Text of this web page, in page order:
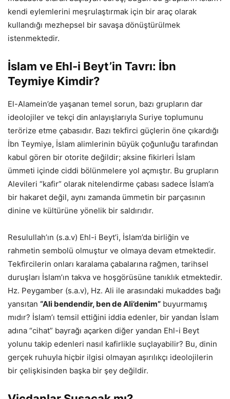
kendi eylemlerini meşrulaştırmak için bir araç olarak
kullandığı mezhepsel bir savaşa dönüştürülmek
istenmektedir.
İslam ve Ehl-i Beyt’in Tavrı: İbn
Teymiye Kimdir?
El-Alamein’de yaşanan temel sorun, bazı grupların dar
ideolojiler ve tekçi din anlayışlarıyla Suriye toplumunu
terörize etme çabasıdır. Bazı tekfirci güçlerin öne çıkardığı
İbn Teymiye, İslam alimlerinin büyük çoğunluğu tarafından
kabul gören bir otorite değildir; aksine fikirleri İslam
ümmeti içinde ciddi bölünmelere yol açmıştır. Bu grupların
Alevileri “kafir” olarak nitelendirme çabası sadece İslam’a
bir hakaret değil, aynı zamanda ümmetin bir parçasının
dinine ve kültürüne yönelik bir saldırıdır.
Resulullah’ın (s.a.v) Ehl-i Beyt’i, İslam’da birliğin ve
rahmetin sembolü olmuştur ve olmaya devam etmektedir.
Tekfircilerin onları karalama çabalarına rağmen, tarihsel
duruşları İslam’ın takva ve hoşgörüsüne tanıklık etmektedir.
Hz. Peygamber (s.a.v), Hz. Ali ile arasındaki mukaddes bağı
yansıtan “Ali bendendir, ben de Ali’denim” buyurmamış
mıdır? İslam’ı temsil ettiğini iddia edenler, bir yandan İslam
adına “cihat” bayrağı açarken diğer yandan Ehl-i Beyt
yolunu takip edenleri nasıl kafirlikle suçlayabilir? Bu, dinin
gerçek ruhuyla hiçbir ilgisi olmayan aşırılıkçı ideolojilerin
bir çelişkisinden başka bir şey değildir.